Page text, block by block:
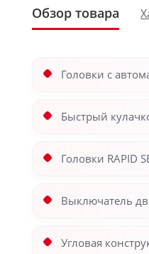
Обзор товара
Головки с
Быстрый
Головки RAPID
Выключатель
Угловая